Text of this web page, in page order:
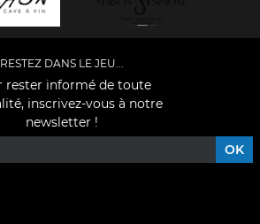
RESTEZ DANS LE JEU...
rester informé de toute
inscrivez-vous à notre
newsletter !